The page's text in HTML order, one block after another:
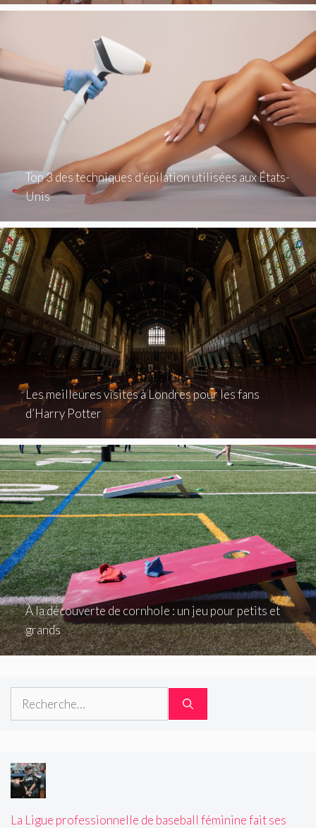
Top 3 des techniques d’épilation utilisées aux États-
Unis
Les meilleures visites à Londres pour les fans
d’Harry Potter
À la découverte de cornhole : un jeu pour petits et
grands
Rechercher :
La Ligue professionnelle de baseball féminine fait ses